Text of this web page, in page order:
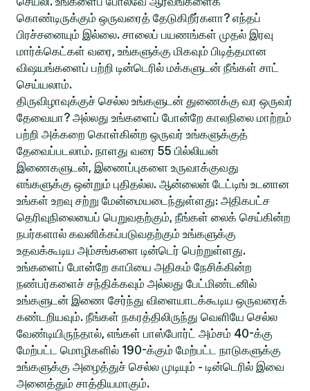
கொண்டிருக்கும் ஒருவரைத் தேடுகிறீர்களா? எந்தப்
பிரச்சனையும் இல்லை. சாலைப் பயணங்கள் முதல் இரவு
மார்க்கெட்கள் வரை, உங்களுக்கு மிகவும் பிடித்தமான
விஷயங்களைப் பற்றி டின்டெரில் மக்களுடன் நீங்கள் சாட்
செய்யலாம்.
திருவிழாவுக்குச் செல்ல உங்களுடன் துணைக்கு வர ஒருவர்
தேவையா? அல்லது உங்களைப் போன்றே காலநிலை மாற்றம்
பற்றி அக்கறை கொள்கின்ற ஒருவர் உங்களுக்குத்
தேவைப்படலாம். நாளது வரை 55 பில்லியன்
இணைகளுடன், இணைப்புகளை உருவாக்குவது
எங்களுக்கு ஒன்றும் புதிதல்ல. ஆன்லைன் டேட்டிங் உடனான
உங்கள் உறவு சற்று மேன்மையடைந்துள்ளது: அதிகபட்ச
தெரிவுநிலையைப் பெறுவதற்கும், நீங்கள் லைக் செய்கின்ற
நபர்களால் கவனிக்கப்படுவதற்கும் உங்களுக்கு
உதவக்கூடிய அம்சங்களை டின்டெர் பெற்றுள்ளது.
உங்களைப் போன்றே காபியை அதிகம் நேசிக்கின்ற
நண்பர்களைச் சந்திக்கவும் அல்லது பேட்மிண்டனில்
உங்களுடன் இணை சேர்ந்து விளையாடக்கூடிய ஒருவரைக்
கண்டறியவும். நீங்கள் நகரத்திலிருந்து வெளியே செல்ல
வேண்டியிருந்தால், எங்கள் பாஸ்போர்ட் அம்சம் 40-க்கு
மேற்பட்ட மொழிகளில் 190-க்கும் மேற்பட்ட நாடுகளுக்கு
உங்களுக்கு அழைத்துச் செல்ல முடியும் - டின்டெரில் இவை
அனைத்தும் சாத்தியமாகும்.